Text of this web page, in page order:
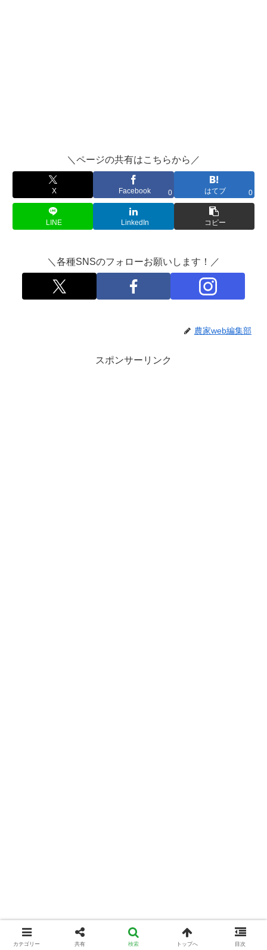
＼ページの共有はこちらから／
X Facebook 0 はてブ 0
LINE LinkedIn コピー
＼各種SNSのフォローお願いします！／
農家web編集部
スポンサーリンク
カテゴリー 共有 検索 トップへ 目次